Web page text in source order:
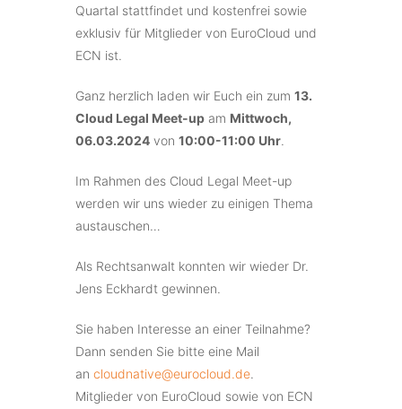
Quartal stattfindet und kostenfrei sowie
exklusiv für Mitglieder von EuroCloud und
ECN ist.
Ganz herzlich laden wir Euch ein zum 13.
Cloud Legal Meet-up am Mittwoch,
06.03.2024 von 10:00-11:00 Uhr.
Im Rahmen des Cloud Legal Meet-up
werden wir uns wieder zu einigen Thema
austauschen…
Als Rechtsanwalt konnten wir wieder Dr.
Jens Eckhardt gewinnen.
Sie haben Interesse an einer Teilnahme?
Dann senden Sie bitte eine Mail
an cloudnative@eurocloud.de.
Mitglieder von EuroCloud sowie von ECN